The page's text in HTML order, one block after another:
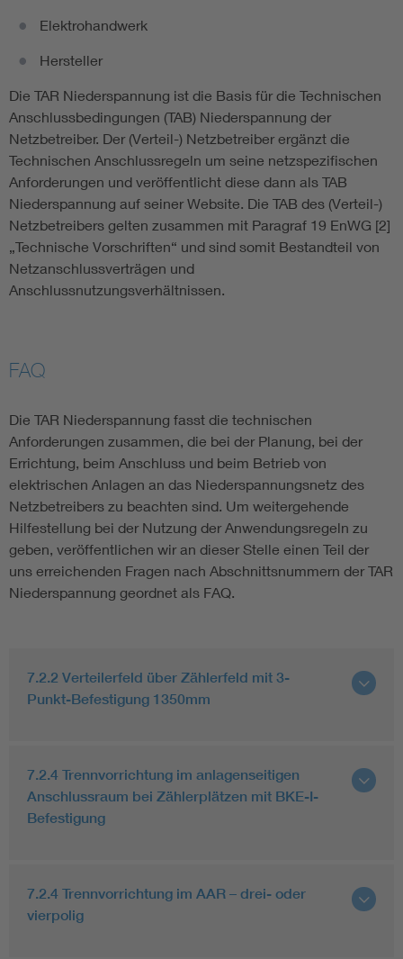
Elektrohandwerk
Hersteller
Die TAR Niederspannung ist die Basis für die Technischen
Anschlussbedingungen (TAB) Niederspannung der
Netzbetreiber. Der (Verteil-) Netzbetreiber ergänzt die
Technischen Anschlussregeln um seine netzspezifischen
Anforderungen und veröffentlicht diese dann als TAB
Niederspannung auf seiner Website. Die TAB des (Verteil-)
Netzbetreibers gelten zusammen mit Paragraf 19 EnWG [2]
„Technische Vorschriften“ und sind somit Bestandteil von
Netzanschlussverträgen und
Anschlussnutzungsverhältnissen.
FAQ
Die TAR Niederspannung fasst die technischen
Anforderungen zusammen, die bei der Planung, bei der
Errichtung, beim Anschluss und beim Betrieb von
elektrischen Anlagen an das Niederspannungsnetz des
Netzbetreibers zu beachten sind. Um weitergehende
Hilfestellung bei der Nutzung der Anwendungsregeln zu
geben, veröffentlichen wir an dieser Stelle einen Teil der
uns erreichenden Fragen nach Abschnittsnummern der TAR
Niederspannung geordnet als FAQ.
7.2.2 Verteilerfeld über Zählerfeld mit 3-
Punkt-Befestigung 1350mm
7.2.4 Trennvorrichtung im anlagenseitigen
Anschlussraum bei Zählerplätzen mit BKE-I-
Befestigung
7.2.4 Trennvorrichtung im AAR – drei- oder
vierpolig